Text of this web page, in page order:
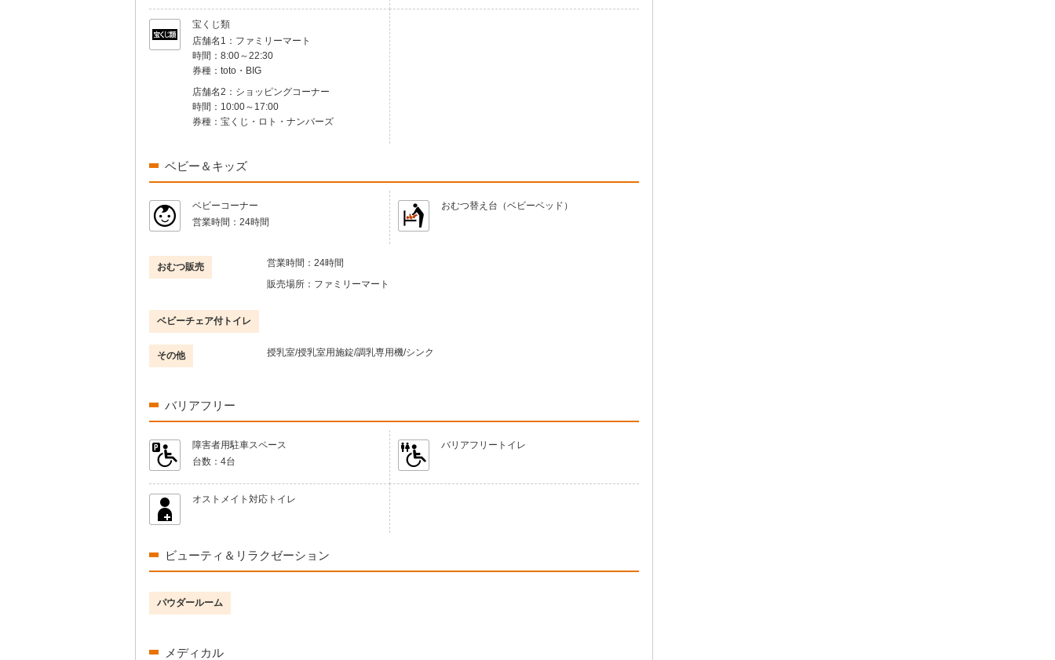
宝くじ類
店舗名1： ファミリーマート
時間： 8:00～22:30
券種： toto・BIG
店舗名2： ショッピングコーナー
時間： 10:00～17:00
券種： 宝くじ・ロト・ナンバーズ
ベビー＆キッズ
ベビーコーナー
営業時間： 24時間
おむつ替え台（ベビーベッド）
おむつ販売 営業時間： 24時間
販売場所： ファミリーマート
ベビーチェア付トイレ
その他 授乳室/授乳室用施錠/調乳専用機/シンク
バリアフリー
障害者用駐車スペース
台数： 4台
バリアフリートイレ
オストメイト対応トイレ
ビューティ＆リラクゼーション
パウダールーム
メディカル